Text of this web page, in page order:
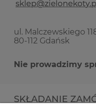
ul. Malczewskiego
80-112 Gdańsk
Nie prowadzimy
SKŁADANIE